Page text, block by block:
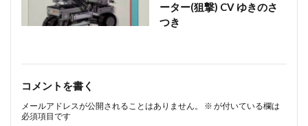
ーター(狙撃) CV ゆきのさ
つき
コメントを書く
メールアドレスが公開されることはありません。 ※ が付いている欄は
必須項目です